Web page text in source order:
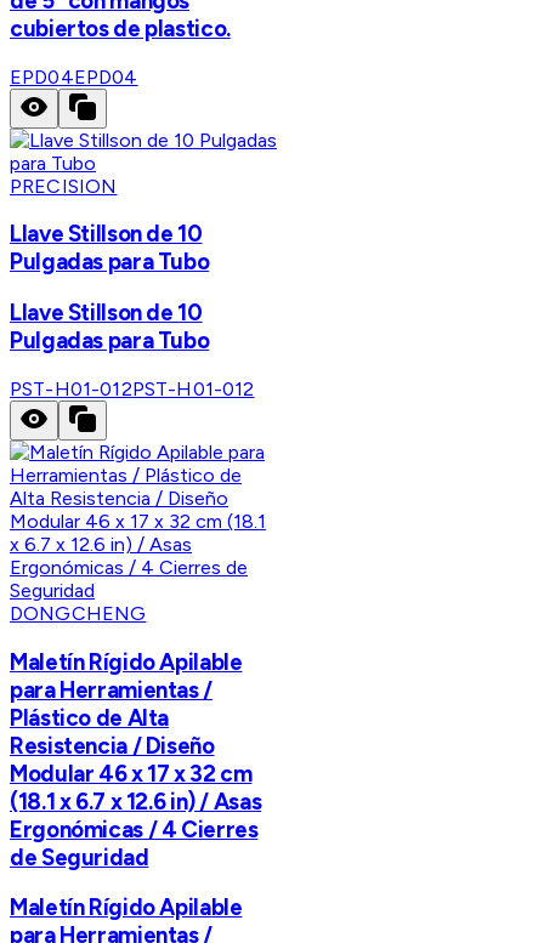
cubiertos de plastico.
EPD04EPD04
PRECISION
Llave Stillson de 10
Pulgadas para Tubo
Llave Stillson de 10
Pulgadas para Tubo
PST-H01-012PST-H01-012
DONGCHENG
Maletín Rígido Apilable
para Herramientas /
Plástico de Alta
Resistencia / Diseño
Modular 46 x 17 x 32 cm
(18.1 x 6.7 x 12.6 in) / Asas
Ergonómicas / 4 Cierres
de Seguridad
Maletín Rígido Apilable
para Herramientas /